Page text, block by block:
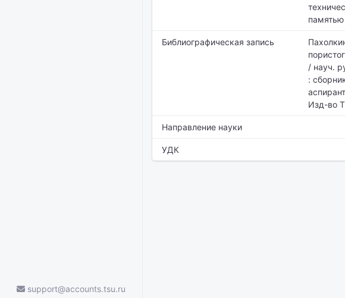
support@accounts.tsu.ru
Библиографическая запись
/ науч.
:
Изд-во
Направление науки
УДК